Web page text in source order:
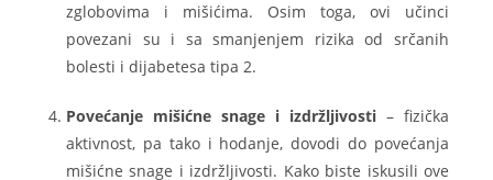
zglobovima i mišićima. Osim toga, ovi učinci
povezani su i sa smanjenjem rizika od srčanih
bolesti i dijabetesa tipa 2.
Povećanje mišićne snage i izdržljivosti – fizička
aktivnost, pa tako i hodanje, dovodi do povećanja
mišićne snage i izdržljivosti. Kako biste iskusili ove